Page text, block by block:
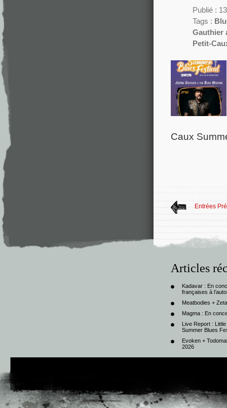
Publié :
Tags :
Gauthier
Petit-
Caux
Entrées
Articles
Kadavar : En
françaises à
Meatbodies +
Magma : En
Live Report :
Summer Blues
Evoken +
2026